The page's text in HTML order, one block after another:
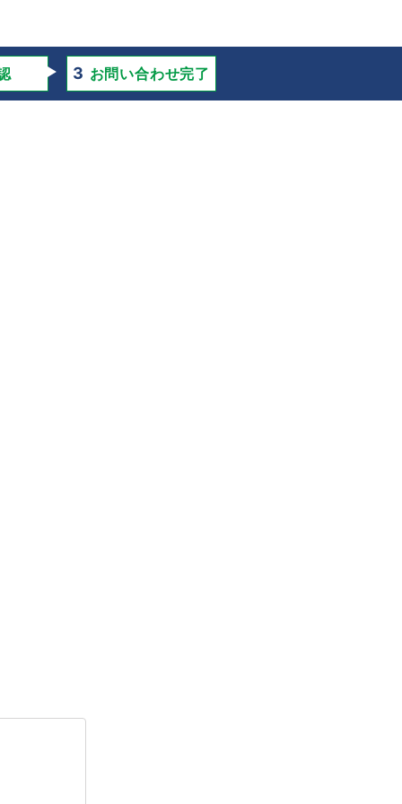
お問い合わせ完了